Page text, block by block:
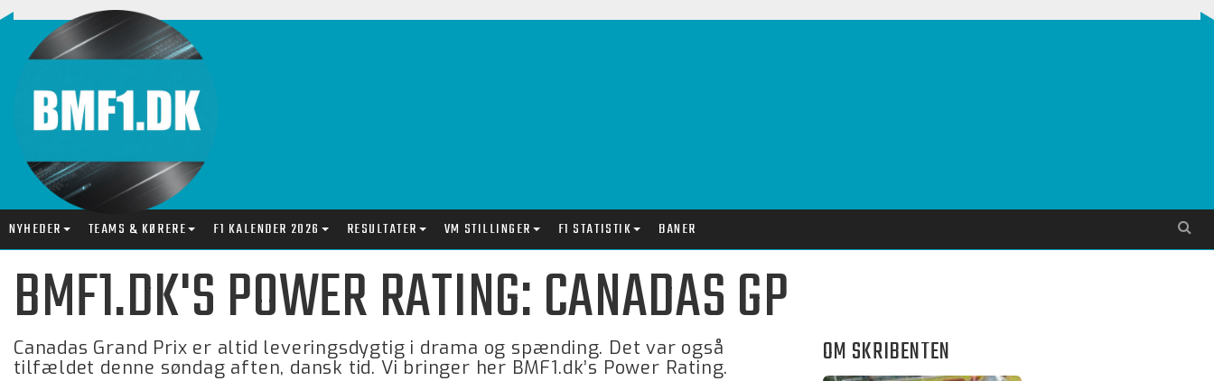
NYHEDER TEAMS & KØRERE F1 KALENDER 2026 RESULTATER VM STILLINGER F1 STATISTIK BANER
BMF1.DK'S POWER RATING: CANADAS GP
Canadas Grand Prix er altid leveringsdygtig i drama og spænding. Det var også
tilfældet denne søndag aften, dansk tid. Vi bringer her BMF1.dk’s Power Rating.
OM SKRIBENTEN